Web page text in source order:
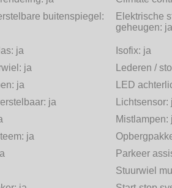
buitenspiegel:
Elektrische
geheugen: ja
ja Isofix: ja
ja
Lederen /
ja
LED
ja Lichtsensor:
Mistlampen:
ja
Parkeer
Stuurwiel